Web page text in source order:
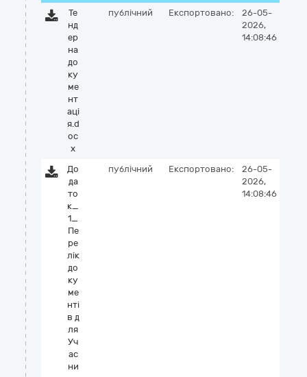
Те
нд
ер
на
до
ку
ме
нт
аці
я.d
oc
x
публічний Експортовано:
26-05-
2026,
14:08:46
До
да
то
к_
1_
Пе
ре
лік
до
ку
ме
нті
в д
ля
Уч
ас
ни
публічний Експортовано:
26-05-
2026,
14:08:46